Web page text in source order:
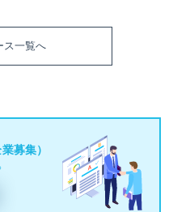
ス一覧へ
募集）